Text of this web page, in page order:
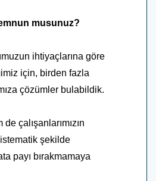
musunuz?
ihtiyaçlarına göre
için, birden fazla
çözümler bulabildik.
çalışanlarımızın
şekilde
payı bırakmamaya